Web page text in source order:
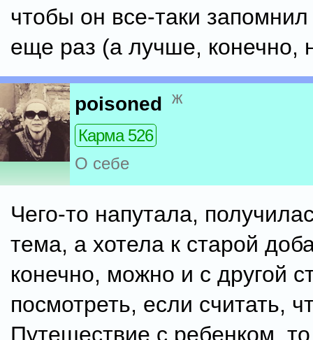
чтобы он все-таки
еще раз (а лучше, конечно,
poisoned ж
Карма 526
О себе
Чего-то напутала,
тема, а хотела к старой
конечно, можно и с другой
посмотреть, если считать,
Путешествие с ребенком,